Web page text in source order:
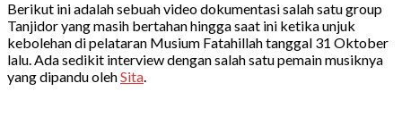
Berikut ini adalah sebuah video dokumentasi salah satu group
Tanjidor yang masih bertahan hingga saat ini ketika unjuk
kebolehan di pelataran Musium Fatahillah tanggal 31 Oktober
lalu. Ada sedikit interview dengan salah satu pemain musiknya
yang dipandu olehSita.